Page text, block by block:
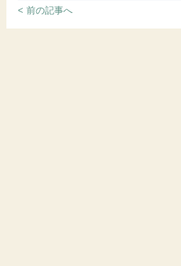
< 前の記事へ